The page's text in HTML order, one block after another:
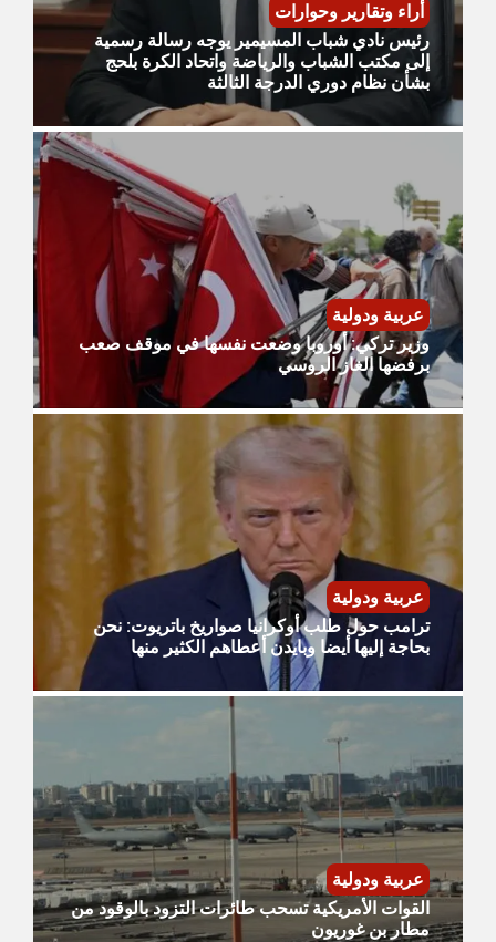
أراء وتقارير وحوارات
رئيس نادي شباب المسيمير يوجه رسالة رسمية
إلى مكتب الشباب والرياضة واتحاد الكرة بلحج
بشأن نظام دوري الدرجة الثالثة
عربية ودولية
وزير تركي: أوروبا وضعت نفسها في موقف صعب
برفضها الغاز الروسي
عربية ودولية
ترامب حول طلب أوكرانيا صواريخ باتريوت: نحن
بحاجة إليها أيضا وبايدن أعطاهم الكثير منها
عربية ودولية
القوات الأمريكية تسحب طائرات التزود بالوقود من
مطار بن غوريون